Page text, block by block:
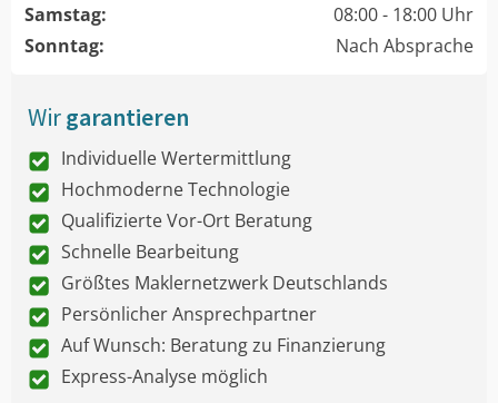
Samstag:
08:00 - 18:00 Uhr
Sonntag:
Nach Absprache
Wirgarantieren
Individuelle Wertermittlung
Hochmoderne Technologie
Qualifizierte Vor-Ort Beratung
Schnelle Bearbeitung
Größtes Maklernetzwerk Deutschlands
Persönlicher Ansprechpartner
Auf Wunsch: Beratung zu Finanzierung
Express-Analyse möglich